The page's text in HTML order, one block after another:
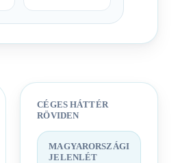
CÉGES HÁTTÉR
RÖVIDEN
MAGYARORSZÁGI
JELENLÉT